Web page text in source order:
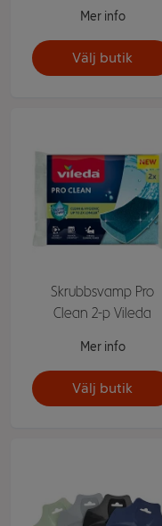
Mer info
Välj butik
Skrubbsvamp Pro
Clean 2-p Vileda
Mer info
Välj butik